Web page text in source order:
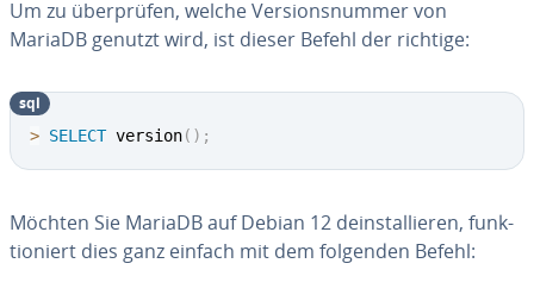
Um zu über­prü­fen, welche Ver­si­ons­num­mer von
MariaDB genutzt wird, ist dieser Befehl der richtige:
> SELECT version( ) ;
sql
Möchten Sie MariaDB auf Debian 12 de­instal­lie­ren, funk­
tio­niert dies ganz einfach mit dem folgenden Befehl: